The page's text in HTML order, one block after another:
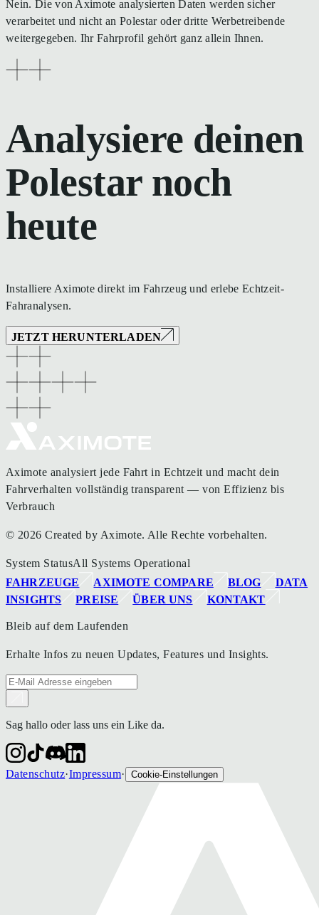
Nein. Die von Aximote analysierten Daten werden sicher
verarbeitet und nicht an Polestar oder dritte Werbetreibende
weitergegeben. Ihr Fahrprofil gehört ganz allein Ihnen.
Analysiere deinen
Polestar noch
heute
Installiere Aximote direkt im Fahrzeug und erlebe Echtzeit-
Fahranalysen.
JETZT HERUNTERLADEN
Aximote analysiert jede Fahrt in Echtzeit und macht dein
Fahrverhalten vollständig transparent — von Effizienz bis
Verbrauch
© 2026 Created by Aximote. Alle Rechte vorbehalten.
System StatusAll Systems Operational
FAHRZEUGE
AXIMOTE COMPARE BLOG
DATA
INSIGHTS
PREISE ÜBER UNS KONTAKT
Bleib auf dem Laufenden
Erhalte Infos zu neuen Updates, Features und Insights.
Sag hallo oder lass uns ein Like da.
Datenschutz·Impressum· Cookie-Einstellungen